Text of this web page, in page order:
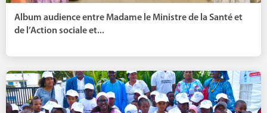
Album audience entre Madame le Ministre de la Santé et
de l’Action sociale et...